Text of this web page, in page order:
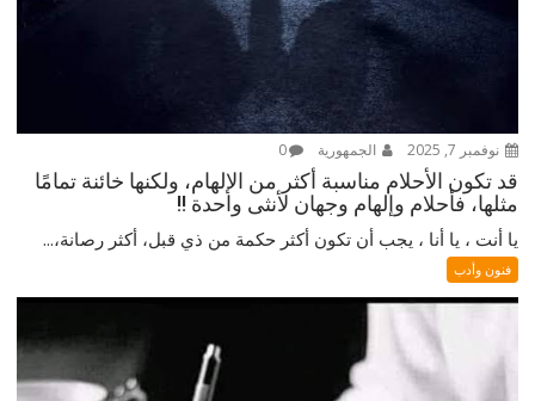
نوفمبر 7, 2025 الجمهورية 0
قد تكون الأحلام مناسبة أكثر من الإلهام، ولكنها خائنة تمامًا
مثلها، فأحلام وإلهام وجهان لأنثى واحدة !!
يا أنت ، يا أنا ، يجب أن تكون أكثر حكمة من ذي قبل، أكثر رصانة،...
فنون وأدب